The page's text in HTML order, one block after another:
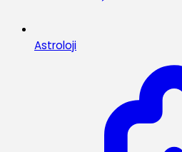
Astroloji